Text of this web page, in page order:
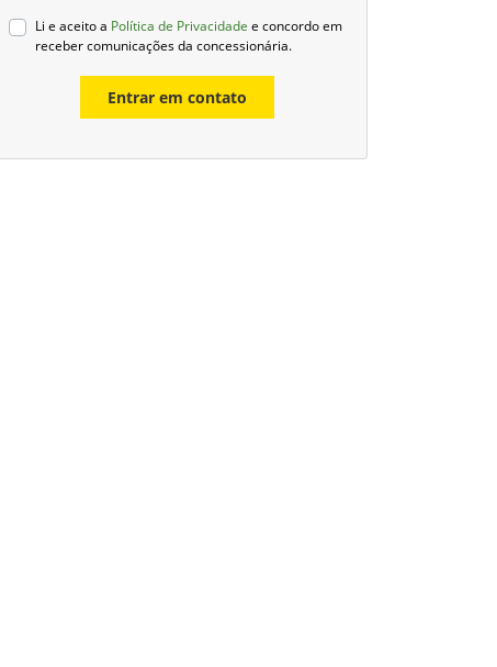
Li e aceito a Política de Privacidade e concordo em
receber comunicações da concessionária.
Entrar em contato